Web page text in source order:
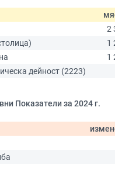
2
1
1
дейност (2223)
Показатели за 2024 г.